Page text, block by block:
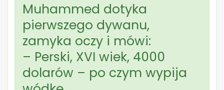
Muhammed dotyka
pierwszego dywanu,
zamyka oczy i mówi:
– Perski, XVI wiek, 4000
dolarów – po czym wypija